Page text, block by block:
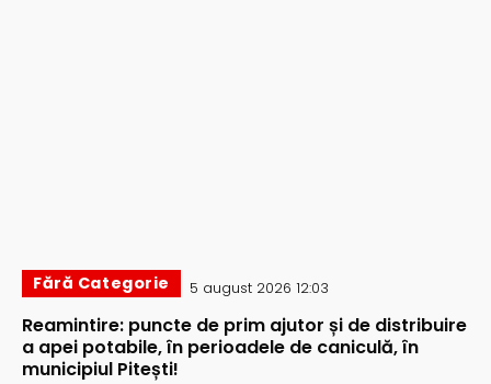
Fără Categorie 5 august 2026 12:03
Reamintire: puncte de prim ajutor și de distribuire
a apei potabile, în perioadele de caniculă, în
municipiul Pitești!